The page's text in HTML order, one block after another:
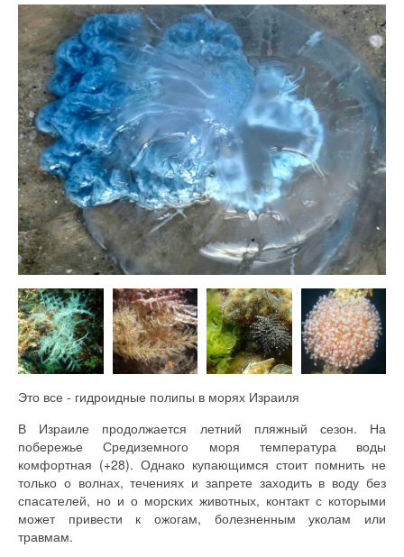
Это все - гидроидные полипы в морях Израиля
В Израиле продолжается летний пляжный сезон. На
побережье Средиземного моря температура воды
комфортная (+28). Однако купающимся стоит помнить не
только о волнах, течениях и запрете заходить в воду без
спасателей, но и о морских животных, контакт с которыми
может привести к ожогам, болезненным уколам или
травмам.